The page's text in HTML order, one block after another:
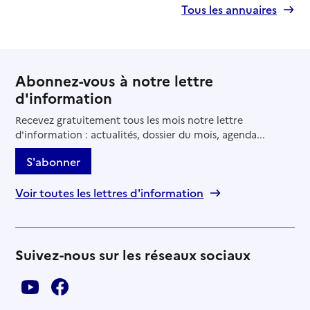
Tous les annuaires
Abonnez-vous à notre lettre
d'information
Recevez gratuitement tous les mois notre lettre
d'information : actualités, dossier du mois, agenda...
S'abonner
Voir toutes les lettres d'information
Suivez-nous sur les réseaux sociaux